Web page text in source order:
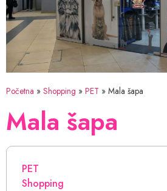
Početna » Shopping » PET » Mala šapa
Mala šapa
PET
Shopping